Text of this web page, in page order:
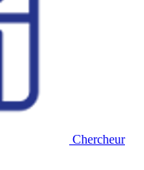
Chercheur